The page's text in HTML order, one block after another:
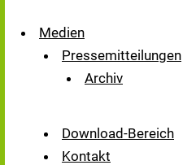
Medien
Pressemitteilungen
Archiv
Download-Bereich
Kontakt